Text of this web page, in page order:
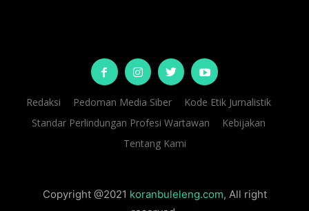
Redaksi Pedoman Media Siber
Kode Etik Jurnalistik
Standar Perlindungan Profesi Wartawan
Kebijakan
Tentang Kami
Copyright @2021 koranbuleleng.com, All right